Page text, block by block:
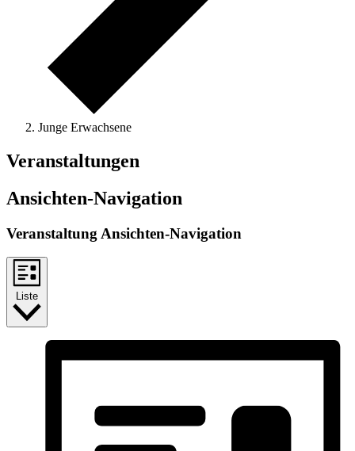
Junge Erwachsene
Veranstaltungen
Ansichten-Navigation
Veranstaltung Ansichten-Navigation
Liste